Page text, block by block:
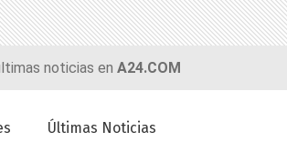
noticias en A24.COM
Últimas Noticias